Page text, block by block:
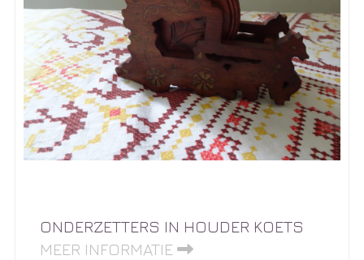
ONDERZETTERS IN HOUDER KOETS
MEER INFORMATIE